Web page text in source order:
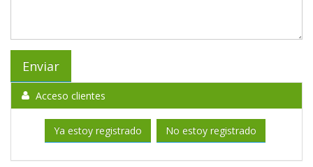
Acceso clientes
Ya estoy registrado No estoy registrado